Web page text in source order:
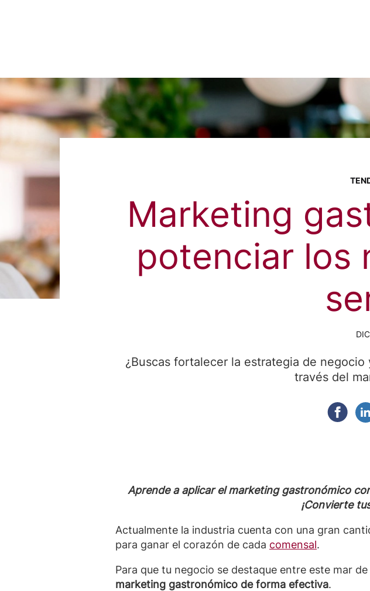
Marketing
potenciar los
¿Buscas fortalecer la estrategia de
través del
Aprende a aplicar el marketing gastronómico
¡Convierte
Actualmente la industria cuenta con una gran
para ganar el corazón de cada comensal.
Para que tu negocio se destaque entre este mar
marketing gastronómico de forma efectiva.